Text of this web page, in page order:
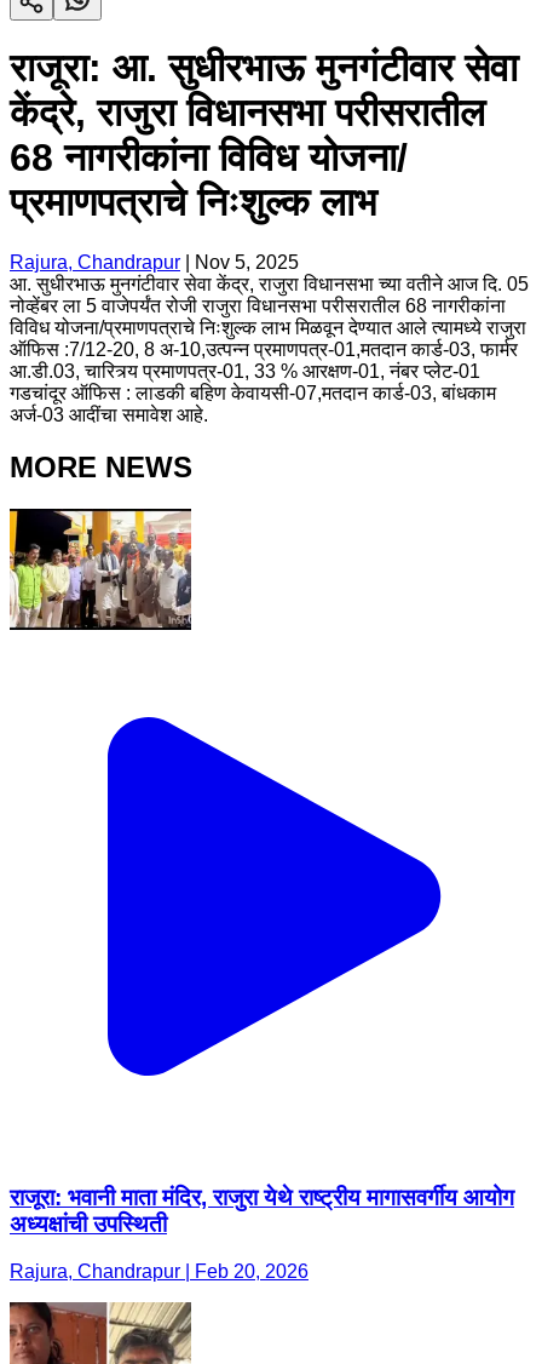
राजूरा: आ. सुधीरभाऊ मुनगंटीवार सेवा
केंद्रे, राजुरा विधानसभा परीसरातील
68 नागरीकांना विविध योजना/
प्रमाणपत्राचे निःशुल्क लाभ
Rajura, Chandrapur
Nov 5, 2025
आ. सुधीरभाऊ मुनगंटीवार सेवा केंद्र, राजुरा विधानसभा च्या वतीने आज दि. 05
नोव्हेंबर ला 5 वाजेपर्यंत रोजी राजुरा विधानसभा परीसरातील 68 नागरीकांना
विविध योजना/प्रमाणपत्राचे निःशुल्क लाभ मिळवून देण्यात आले त्यामध्ये राजुरा
ऑफिस :7/12-20, 8 अ-10,उत्पन्न प्रमाणपत्र-01,मतदान कार्ड-03, फार्मर
आ.डी.03, चारित्र्य प्रमाणपत्र-01, 33 % आरक्षण-01, नंबर प्लेट-01
गडचांदूर ऑफिस : लाडकी बहिण केवायसी-07,मतदान कार्ड-03, बांधकाम
अर्ज-03 आदींचा समावेश आहे.
MORE NEWS
राजूरा: भवानी माता मंदिर, राजुरा येथे राष्ट्रीय मागासवर्गीय आयोग
अध्यक्षांची उपस्थिती
Rajura, Chandrapur | Feb 20, 2026